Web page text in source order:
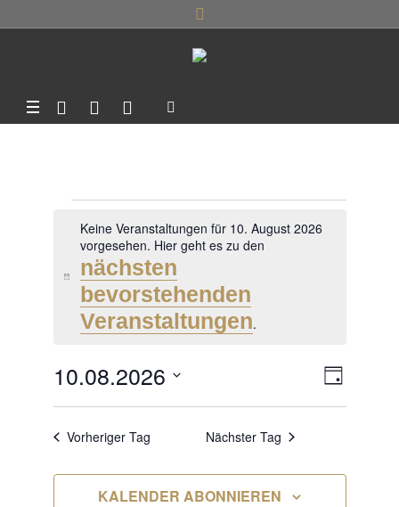
FÜR
10.
AUGUST
2026
Hinweis
Keine Veranstaltungen für 10. August 2026
vorgesehen. Hier geht es zu den
nächsten
bevorstehenden
Veranstaltungen.
TAG
10.08.2026
Datum
wählen.
Vorheriger Tag Nächster Tag
KALENDER ABONNIEREN